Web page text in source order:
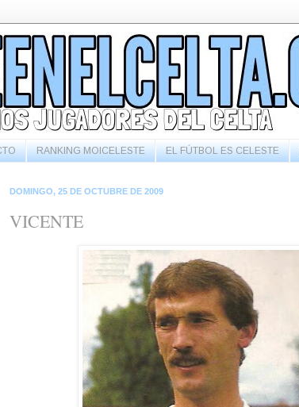
RANKING MOICELESTE EL FÚTBOL ES CELESTE
DOMINGO, 25 DE OCTUBRE DE 2009
VICENTE